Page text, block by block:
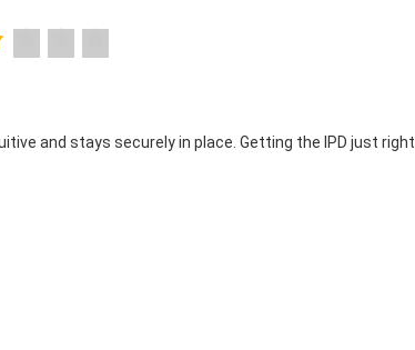
and stays securely in place. Getting the IPD just right